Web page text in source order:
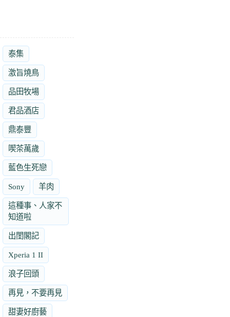
泰集
激旨燒鳥
品田牧場
君品酒店
鼎泰豐
喫茶萬歲
藍色生死戀
Sony 羊肉
這種事、人家不
知道啦
出閨閣記
Xperia 1 II
浪子回頭
再見，不要再見
甜妻好廚藝